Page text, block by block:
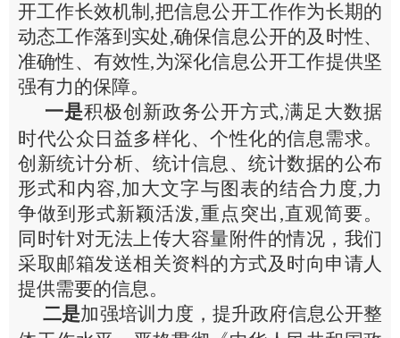
开工作长效机制 ,把信息公开工作作为长期的
动态工作落到实处,确保信息公开的及时性、
准确性、有效性,为深化信息公开工作提供坚
强有力的保障。
一是积极创新政务公开方式,满足大数据
时代公众日益多样化、个性化的信息需求。
创新统计分析、统计信息、统计数据的公布
形式和内容,加大文字与图表的结合力度,力
争做到形式新颖活泼,重点突出 ,直观简要。
同时针对无法上传大容量附件的情况，我们
采取邮箱发送相关资料的方式及时向申请人
提供需要的信息。
二是加强培训力度，提升政府信息公开整